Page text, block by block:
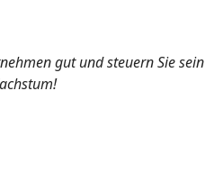
gut und steuern Sie sein